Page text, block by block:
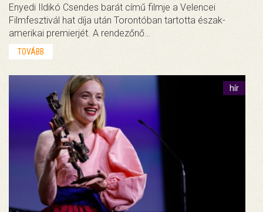
Enyedi Ildikó Csendes barát című filmje a Velencei
Filmfesztivál hat díja után Torontóban tartotta észak-
amerikai premierjét. A rendezőnő…
TOVÁBB
hír